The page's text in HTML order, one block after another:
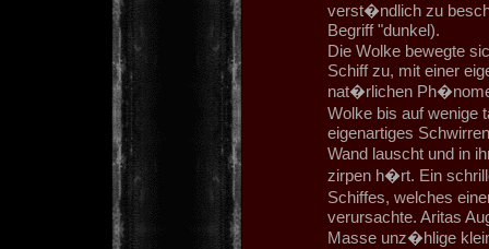
verst�ndlich zu
Begriff "dunkel).
Die Wolke bewegte
Schiff zu, mit einer
nat�rlichen
Wolke bis auf wenige
eigenartiges
Wand lauscht und in
zirpen h�rt. Ein
Schiffes, welches
verursachte. Aritas
Masse unz�hlige